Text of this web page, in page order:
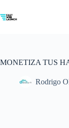
al
contenido
MONETIZA TUS
Rodrigo